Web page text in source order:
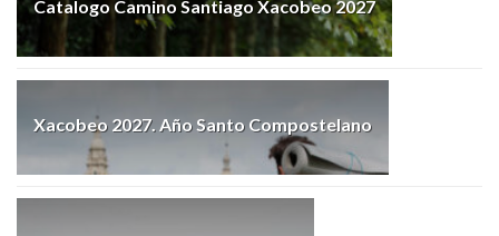
Catalogo Camino Santiago Xacobeo 2027
Xacobeo 2027. Año Santo Compostelano